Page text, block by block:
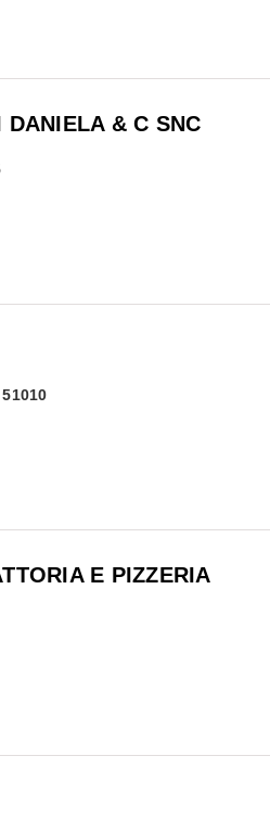
DANIELA & C SNC
E PIZZERIA